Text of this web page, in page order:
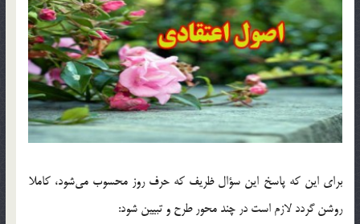
براي اين كه پاسخ اين سؤال ظريف كه حرف روز محسوب مي‌شود، كاملا
روشن گردد لازم است در چند محور طرح و تبيين شود: